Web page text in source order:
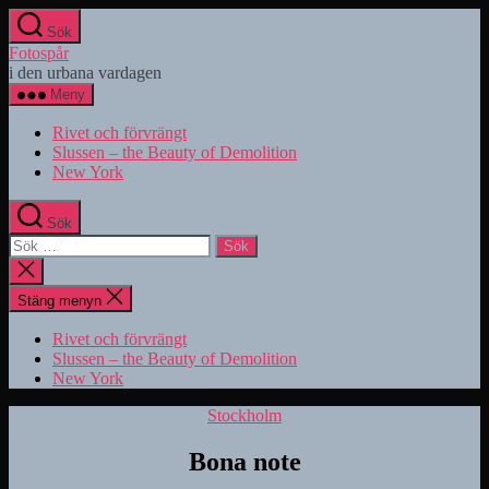
Hoppa
till
innehåll
Sök
Fotospår
i den urbana vardagen
Meny
Rivet och förvrängt
Slussen – the Beauty of Demolition
New York
Sök
Sök
efter:
Stäng
sökningen
Stäng menyn
Rivet och förvrängt
Slussen – the Beauty of Demolition
New York
Kategorier
Stockholm
Bona note